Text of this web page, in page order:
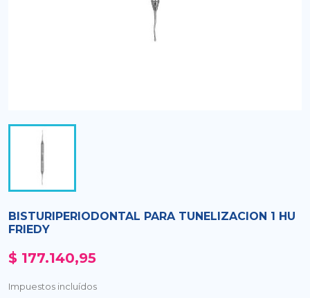
BISTURIPERIODONTAL PARA TUNELIZACION 1 HU
FRIEDY
$ 177.140,95
Impuestos incluídos